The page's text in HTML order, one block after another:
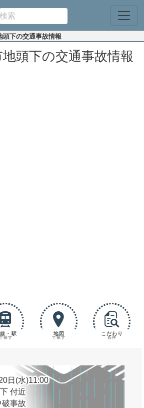
頭下の交通事故情報
頭下の交通事故情報
・駅
探す
地図
で探す
こだわり
条件
日(水)11:00
付近
事故